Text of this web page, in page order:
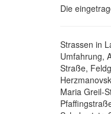
Die
Strassen in
Umfahrung,
Straße,
Maria Greil-